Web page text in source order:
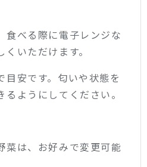
食べる際に電子レンジな
いただけます。
目安です。匂いや状態を
ようにしてください。
菜は、お好みで変更可能